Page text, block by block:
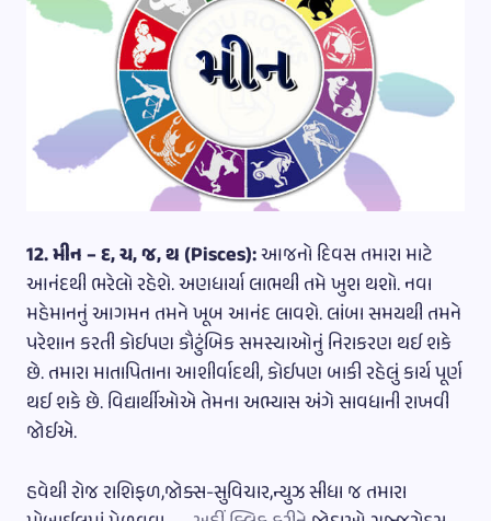
12. મીન – દ, ચ, જ, થ (Pisces):આજનો દિવસ તમારા માટે
આનંદથી ભરેલો રહેશે. અણધાર્યા લાભથી તમે ખુશ થશો. નવા
મહેમાનનું આગમન તમને ખૂબ આનંદ લાવશે. લાંબા સમયથી તમને
પરેશાન કરતી કોઈપણ કૌટુંબિક સમસ્યાઓનું નિરાકરણ થઈ શકે
છે. તમારા માતાપિતાના આશીર્વાદથી, કોઈપણ બાકી રહેલું કાર્ય પૂર્ણ
થઈ શકે છે. વિદ્યાર્થીઓએ તેમના અભ્યાસ અંગે સાવધાની રાખવી
જોઈએ.
હવેથી રોજ રાશિફળ,જોક્સ-સુવિચાર,ન્યુઝ સીધા જ તમારા